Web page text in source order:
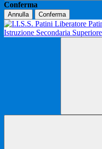
Conferma
Annulla Conferma
Istruzione Secondaria Superiore